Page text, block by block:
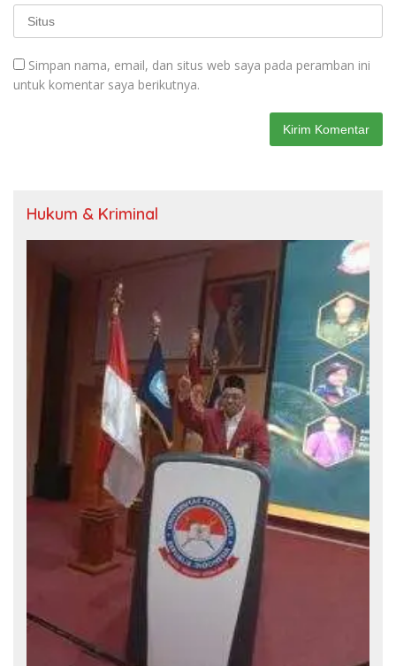
Simpan nama, email, dan situs web saya pada peramban ini
untuk komentar saya berikutnya.
Hukum & Kriminal